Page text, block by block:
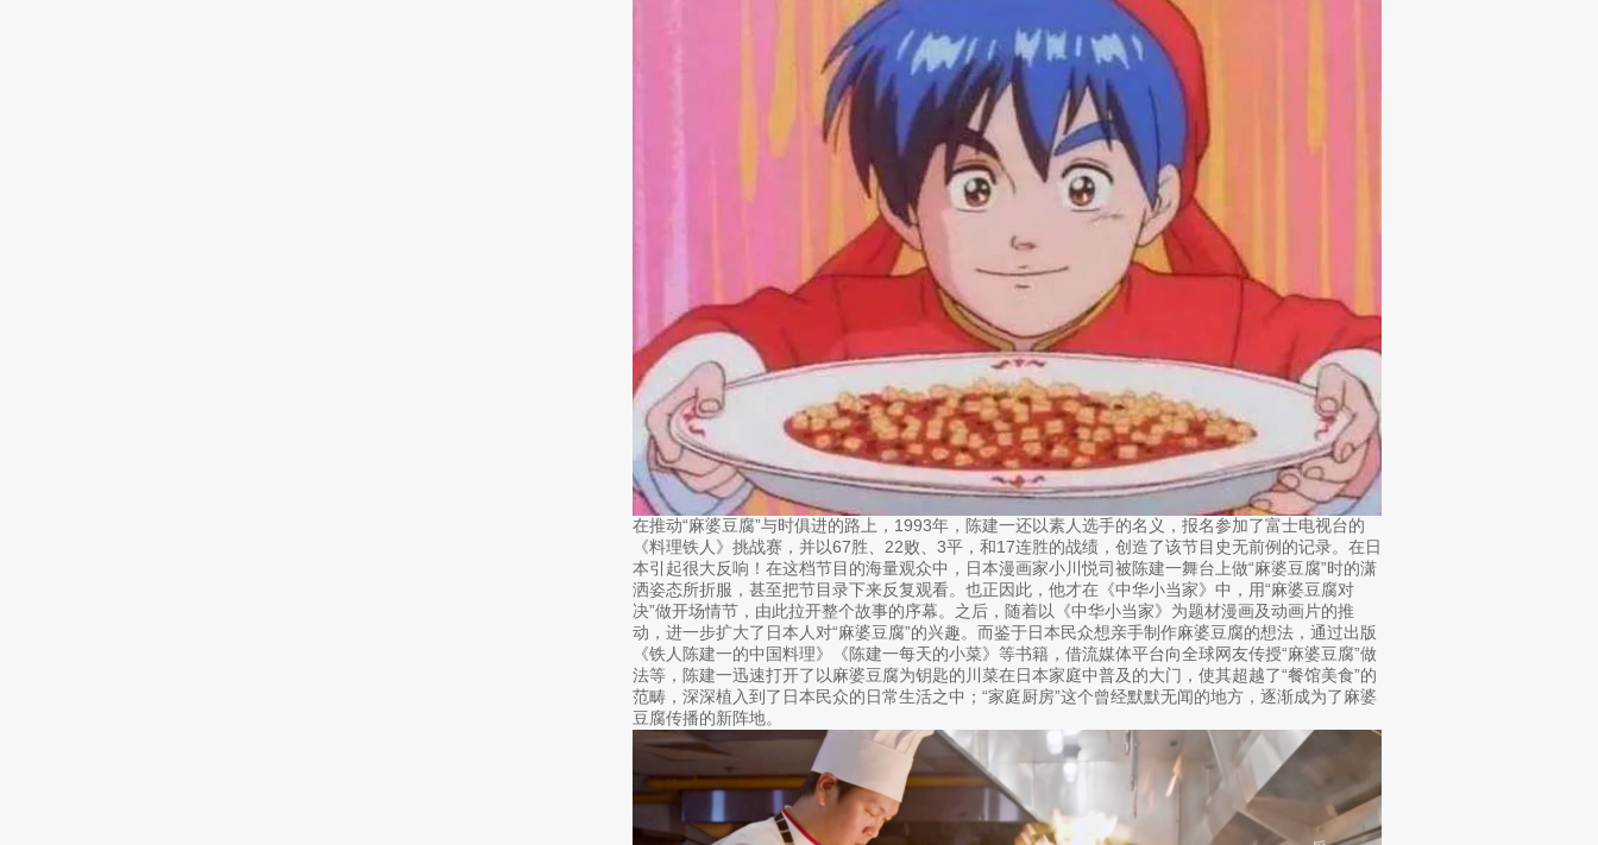
在推动“麻婆豆腐”与时俱进的路上，1993年，陈建一还以素人选手的名义，报名参加了富士电视台的
《料理铁人》挑战赛，并以67胜、22败、3平，和17连胜的战绩，创造了该节目史无前例的记录。在日
本引起很大反响！在这档节目的海量观众中，日本漫画家小川悦司被陈建一舞台上做“麻婆豆腐”时的潇
洒姿态所折服，甚至把节目录下来反复观看。也正因此，他才在《中华小当家》中，用“麻婆豆腐对
决”做开场情节，由此拉开整个故事的序幕。之后，随着以《中华小当家》为题材漫画及动画片的推
动，进一步扩大了日本人对“麻婆豆腐”的兴趣。而鉴于日本民众想亲手制作麻婆豆腐的想法，通过出版
《铁人陈建一的中国料理》《陈建一每天的小菜》等书籍，借流媒体平台向全球网友传授“麻婆豆腐”做
法等，陈建一迅速打开了以麻婆豆腐为钥匙的川菜在日本家庭中普及的大门，使其超越了“餐馆美食”的
范畴，深深植入到了日本民众的日常生活之中；“家庭厨房”这个曾经默默无闻的地方，逐渐成为了麻婆
豆腐传播的新阵地。